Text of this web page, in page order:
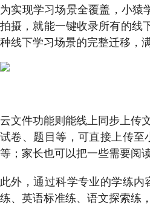
为实现学习场景全覆盖，小猿
拍摄，就能一键收录所有的线
种线下学习场景的完整迁移，
云文件功能则能线上同步上传
试卷、题目等，可直接上传
等；家长也可以把一些需要阅
此外，通过科学专业的学练
练、英语标准练、语文探索练